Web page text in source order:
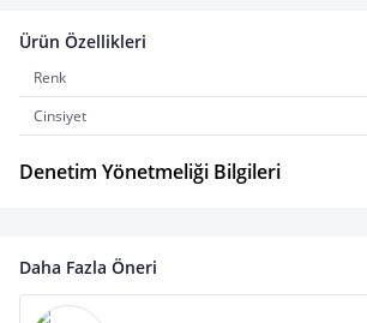
Ürün Özellikleri
Renk
Cinsiyet
Denetim Yönetmeliği Bilgileri
Daha Fazla Öneri